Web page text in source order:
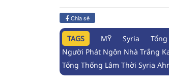
Chia sẻ
TAGS MỸ Syria
Người Phát Ngôn Nhà Trắng
Tổng Thống Lâm Thời Syria